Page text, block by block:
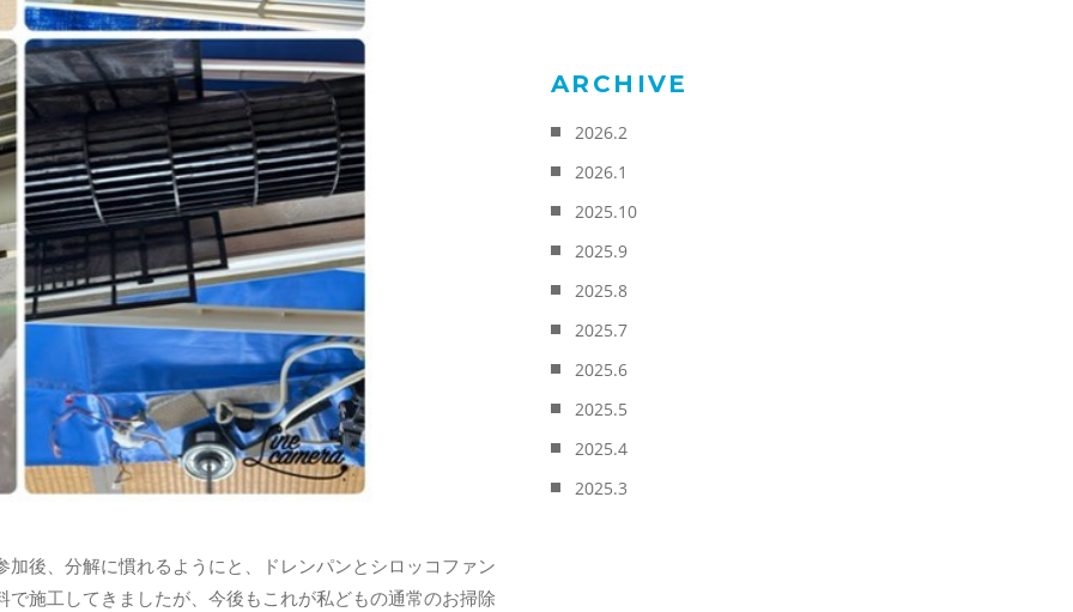
後、分解に慣れるようにと、ドレンパンとシロッコファン
施工してきましたが、今後もこれが私どもの通常のお掃除
ARCHIVE
2026.2
2026.1
2025.10
2025.9
2025.8
2025.7
2025.6
2025.5
2025.4
2025.3